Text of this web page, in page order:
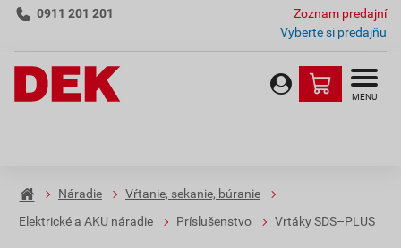
0911 201 201
Zoznam predajní
Vyberte si predajňu
MENU
Náradie
Vŕtanie, sekanie, búranie
Elektrické a AKU náradie
Príslušenstvo Vrtáky SDS–PLUS